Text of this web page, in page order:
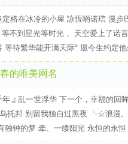
定格在冰冷的小屋 詠恆啲诺琂 漫
等不到星光等时光， 天空爱上了诺
等待繁华能开满天际° 愿今生约定
的唯美网名
年ょ乱一世浮华 下一个，幸福的
托邦 别留我独自过黑夜 ╰☆浪漫
独钟的梦 牵、一缕阳光 永恒的永